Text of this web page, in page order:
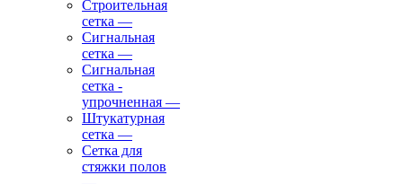
Строительная
сетка —
Сигнальная
сетка —
Сигнальная
сетка -
упрочненная —
Штукатурная
сетка —
Сетка для
стяжки полов